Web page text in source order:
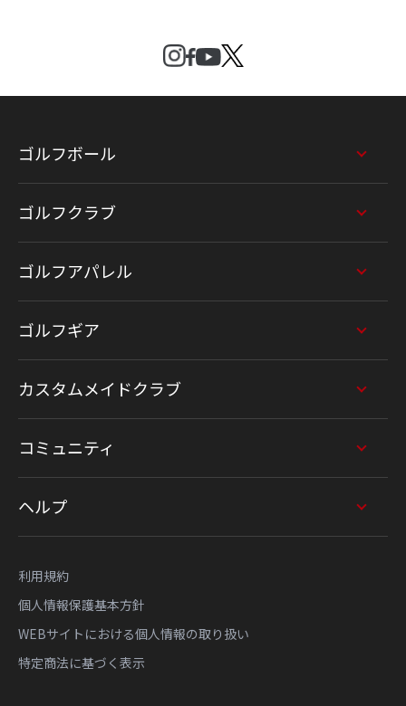
ゴルフボール
ゴルフクラブ
ゴルフアパレル
ゴルフギア
カスタムメイドクラブ
コミュニティ
ヘルプ
利用規約
個人情報保護基本方針
WEBサイトにおける個人情報の取り扱い
特定商法に基づく表示